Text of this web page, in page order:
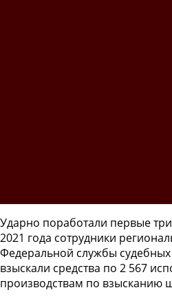
Ударно поработали первые
2021 года сотрудники
Федеральной службы
взыскали средства по 2 567
производствам по взысканию